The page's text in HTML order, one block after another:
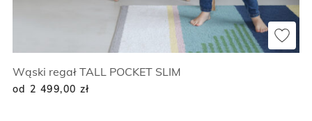
Wąski regał TALL POCKET SLIM
od 2 499,00 zł